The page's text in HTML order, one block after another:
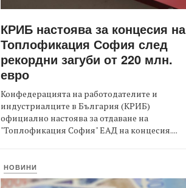
КРИБ настоява за концесия на
Топлофикация София след
рекордни загуби от 220 млн.
евро
Конфедерацията на работодателите и
индустриалците в България (КРИБ)
официално настоява за отдаване на
"Топлофикация София" ЕАД на концесия....
НОВИНИ